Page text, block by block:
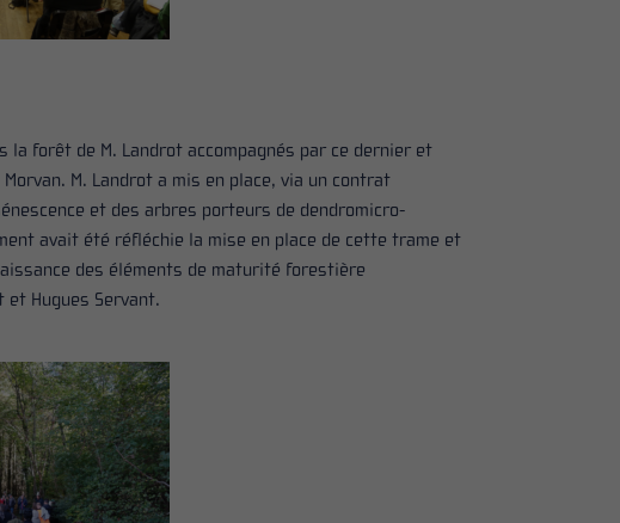
forêt de M. Landrot accompagnés par ce dernier et
M. Landrot a mis en place, via un contrat
et des arbres porteurs de dendromicro-
avait été réfléchie la mise en place de cette trame et
des éléments de maturité forestière
Hugues Servant.